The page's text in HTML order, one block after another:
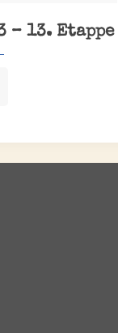
– 13. Etappe